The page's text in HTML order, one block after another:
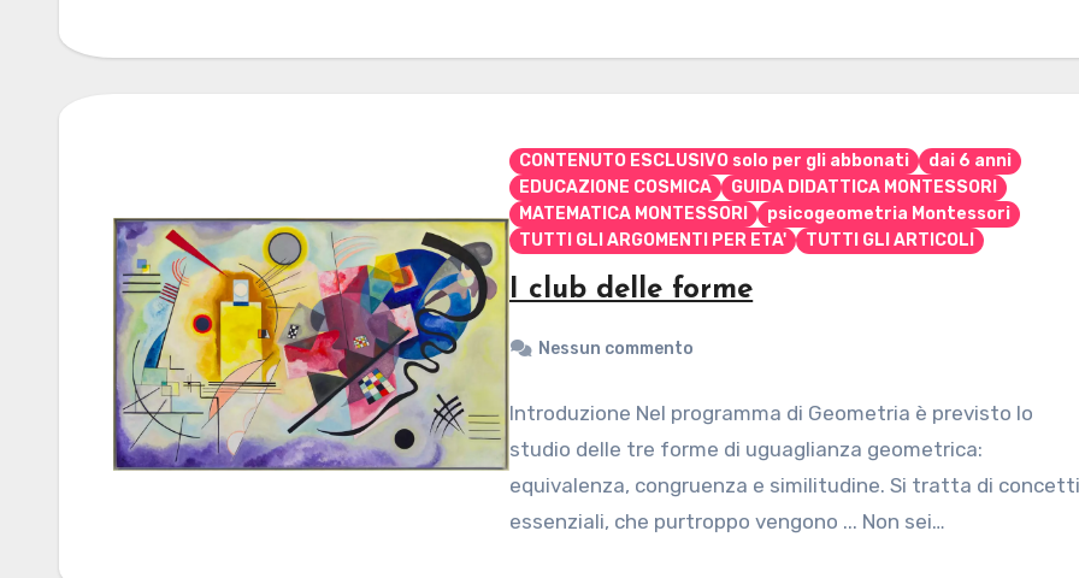
CONTENUTO ESCLUSIVO solo per gli abbonati
dai 6 anni
EDUCAZIONE COSMICA
GUIDA DIDATTICA MONTESSORI
MATEMATICA MONTESSORI
psicogeometria Montessori
TUTTI GLI ARGOMENTI PER ETA'
TUTTI GLI ARTICOLI
I club delle forme
Nessun commento
Introduzione Nel programma di Geometria è previsto lo
studio delle tre forme di uguaglianza geometrica:
equivalenza, congruenza e similitudine. Si tratta di
essenziali, che purtroppo vengono ... Non sei…